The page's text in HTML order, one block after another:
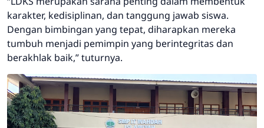
karakter, kedisiplinan, dan tanggung jawab siswa.
Dengan bimbingan yang tepat, diharapkan mereka
tumbuh menjadi pemimpin yang berintegritas dan
berakhlak baik,” tuturnya.